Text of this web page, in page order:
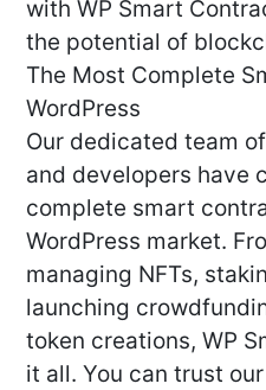
with WP Smart
the potential of
The Most Complete
WordPress
Our dedicated team
and developers have
complete smart
WordPress market.
managing NFTs,
launching
token creations, WP
it all. You can trust